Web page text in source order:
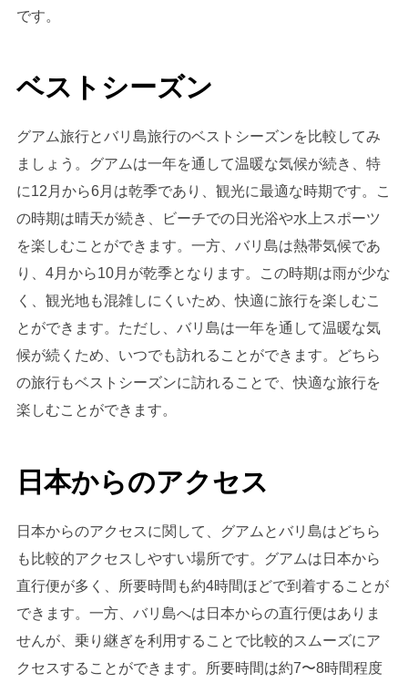
です。
ベストシーズン
グアム旅行とバリ島旅行のベストシーズンを比較してみ
ましょう。グアムは一年を通して温暖な気候が続き、特
に12月から6月は乾季であり、観光に最適な時期です。こ
の時期は晴天が続き、ビーチでの日光浴や水上スポーツ
を楽しむことができます。一方、バリ島は熱帯気候であ
り、4月から10月が乾季となります。この時期は雨が少な
く、観光地も混雑しにくいため、快適に旅行を楽しむこ
とができます。ただし、バリ島は一年を通して温暖な気
候が続くため、いつでも訪れることができます。どちら
の旅行もベストシーズンに訪れることで、快適な旅行を
楽しむことができます。
日本からのアクセス
日本からのアクセスに関して、グアムとバリ島はどちら
も比較的アクセスしやすい場所です。グアムは日本から
直行便が多く、所要時間も約4時間ほどで到着することが
できます。一方、バリ島へは日本からの直行便はありま
せんが、乗り継ぎを利用することで比較的スムーズにア
クセスすることができます。所要時間は約7〜8時間程度